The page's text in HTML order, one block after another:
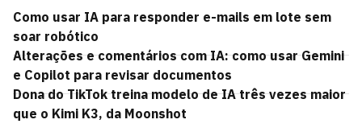
Como usar IA para responder e-mails em lote sem
soar robótico
Alterações e comentários com IA: como usar Gemini
e Copilot para revisar documentos
Dona do TikTok treina modelo de IA três vezes maior
que o Kimi K3, da Moonshot